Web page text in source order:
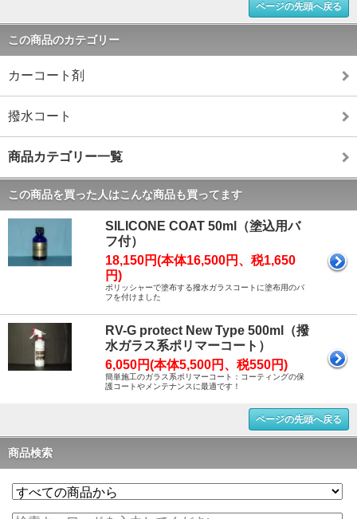
ページの先頭へ戻る
この商品のカテゴリー
カーコート剤
撥水コート
商品カテゴリー一覧
この商品を買った人はこんな商品も買ってます
SILICONE COAT 50ml（塗込用バ
フ付）
18,150円(本体16,500円、税1,650
円)
ポリッシャーで塗布する撥水ガラスコートに塗布用のバ
フを付けました
RV-G protect New Type 500ml（撥
水ガラス系ポリマーコート）
6,050円(本体5,500円、税550円)
簡単施工のガラス系ポリマーコート：コーティングの保
護コートやメンテナンスに最適です！
ページの先頭へ戻る
商品検索